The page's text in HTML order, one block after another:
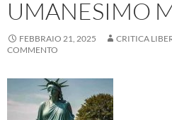
UMANESIMO
FEBBRAIO 21, 2025 CRITICA
COMMENTO